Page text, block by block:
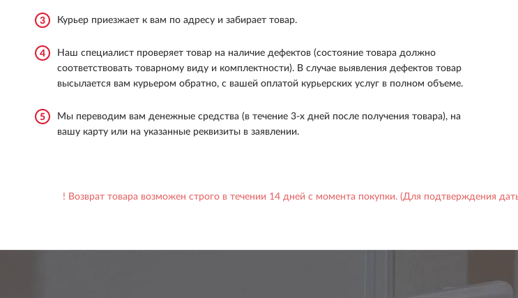
3 Курьер приезжает к вам по адресу и забирает товар.
4
Наш специалист проверяет товар на наличие дефектов (состояние товара должно
соответствовать товарному виду и комплектности). В случае выявления дефектов товар
высылается вам курьером обратно, с вашей оплатой курьерских услуг в полном объеме.
5
Мы переводим вам денежные средства (в течение 3-х дней после получения товара), на
вашу карту или на указанные реквизиты в заявлении.
! Возврат товара возможен строго в течении 14 дней с момента покупки. (Для подтверждения